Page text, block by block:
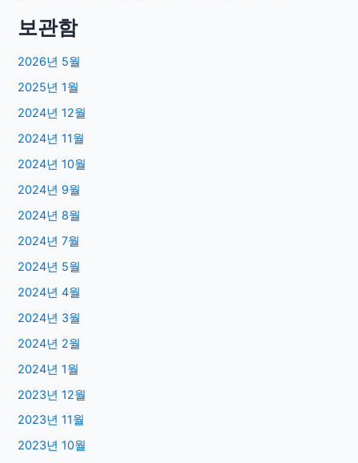
보관함
2026년 5월
2025년 1월
2024년 12월
2024년 11월
2024년 10월
2024년 9월
2024년 8월
2024년 7월
2024년 5월
2024년 4월
2024년 3월
2024년 2월
2024년 1월
2023년 12월
2023년 11월
2023년 10월